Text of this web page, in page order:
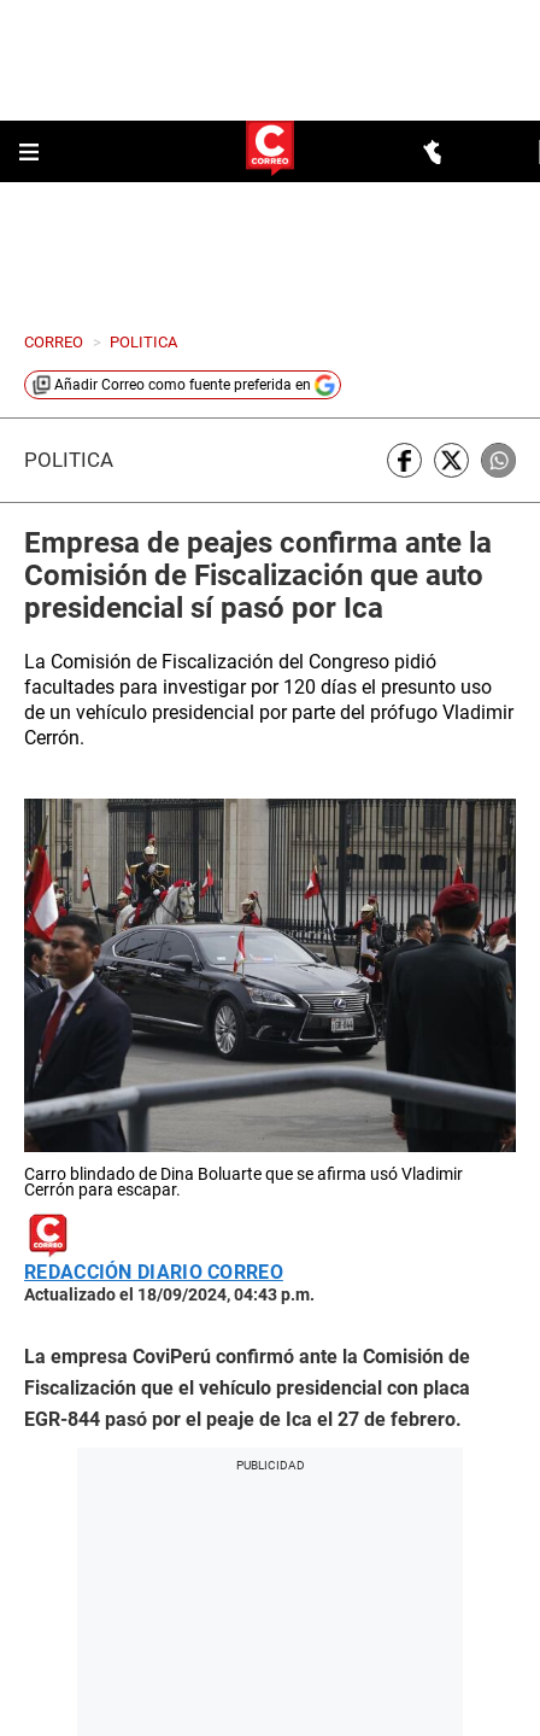
CORREO > POLITICA
Añadir Correo como fuente preferida en
POLÍTICA
Empresa de peajes confirma ante la
Comisión de Fiscalización que auto
presidencial sí pasó por Ica
La Comisión de Fiscalización del Congreso pidió
facultades para investigar por 120 días el presunto uso
de un vehículo presidencial por parte del prófugo Vladimir
Cerrón.
Carro blindado de Dina Boluarte que se afirma usó Vladimir
Cerrón para escapar.
REDACCIÓN DIARIO CORREO
Actualizado el 18/09/2024, 04:43 p.m.
La empresa CoviPerú confirmó ante la Comisión de
Fiscalización que el vehículo presidencial con placa
EGR-844 pasó por el peaje de Ica el 27 de febrero.